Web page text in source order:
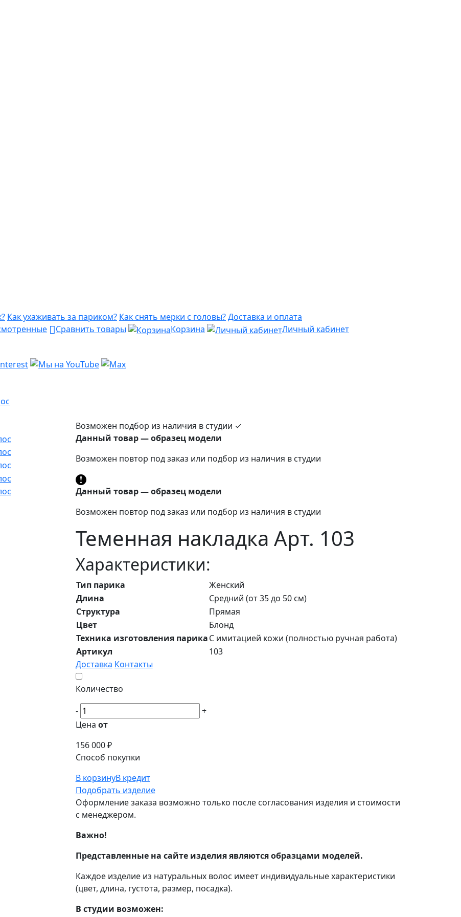
Как ухаживать за париком? Как снять мерки с головы?Доставка и оплата
Сравнить товары Корзина Личный кабинет
Возможен подбор из наличия в студии ✓
Данный товар — образец модели
Возможен повтор под заказ или подбор из наличия в студии
Данный товар — образец модели
Возможен повтор под заказ или подбор из наличия в студии
Теменная накладка Арт. 103
Характеристики:
Тип парика
Женский
Длина
Средний (от 35 до 50 см)
Структура
Прямая
Цвет
Блонд
Техника изготовления парикаС имитацией кожи (полностью ручная работа)
Артикул
103
Доставка Контакты
Количество
-
+
Цена от
156 000 ₽
Способ покупки
В корзинуВ кредит
Подобрать изделие
Оформление заказа возможно только после согласования изделия и стоимости
с менеджером.
Важно!
Представленные на сайте изделия являются образцами моделей.
Каждое изделие из натуральных волос имеет индивидуальные характеристики
(цвет, длина, густота, размер, посадка).
В студии возможен: